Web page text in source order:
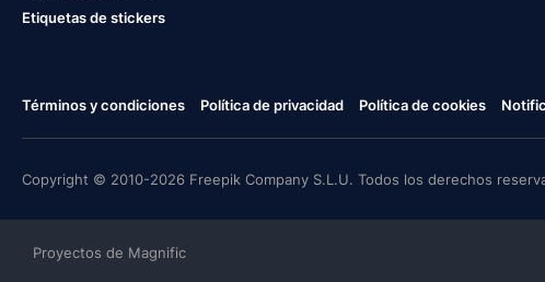
Etiquetas de stickers
Términos y condiciones Política de privacidad Política de cookies
Copyright © 2010-2026 Freepik Company S.L.U. Todos los derechos
Proyectos de Magnific